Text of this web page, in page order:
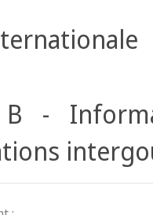
B -